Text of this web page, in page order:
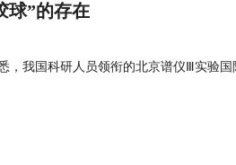
球”的存在
，我国科研人员领衔的北京谱仪Ⅲ实验